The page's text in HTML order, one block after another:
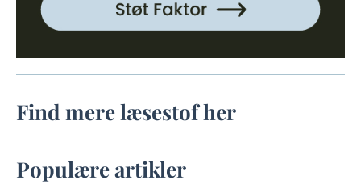
Find mere læsestof her
Populære artikler